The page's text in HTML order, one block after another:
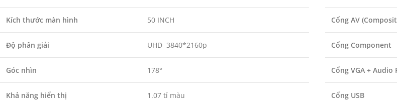
Kích thước màn hình 50 INCH Cổng AV
Độ phân giải UHD 3840*2160p Cổng Component
Góc nhìn 178° Cổng VGA + Audio
Khả năng hiển thị 1.07 tỉ màu Cổng USB